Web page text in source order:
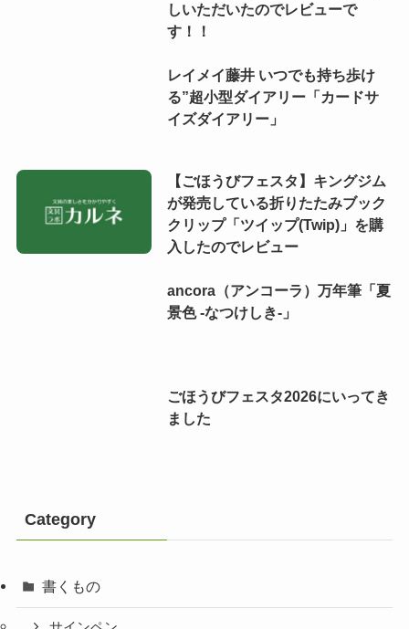
しいただいたのでレビューで
す！！
レイメイ藤井 いつでも持ち歩け
る”超小型ダイアリー「カードサ
イズダイアリー」
【ごほうびフェスタ】キングジム
が発売している折りたたみブック
クリップ「ツイップ(Twip)」を購
入したのでレビュー
ancora（アンコーラ）万年筆「夏
景色 -なつけしき-」
ごほうびフェスタ2026にいってき
ました
Category
書くもの